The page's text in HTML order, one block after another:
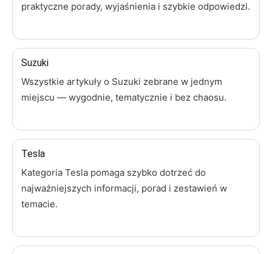
praktyczne porady, wyjaśnienia i szybkie odpowiedzi.
Suzuki
Wszystkie artykuły o Suzuki zebrane w jednym
miejscu — wygodnie, tematycznie i bez chaosu.
Tesla
Kategoria Tesla pomaga szybko dotrzeć do
najważniejszych informacji, porad i zestawień w
temacie.